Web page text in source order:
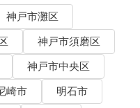
神戸市灘区
神戸市須磨区
神戸市中央区
崎市
明石市